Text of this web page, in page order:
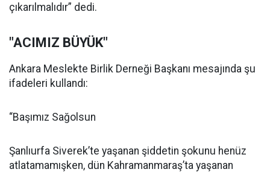
çıkarılmalıdır” dedi.
"ACIMIZ BÜYÜK"
Ankara Meslekte Birlik Derneği Başkanı mesajında şu
ifadeleri kullandı:
“Başımız Sağolsun
Şanlıurfa Siverek’te yaşanan şiddetin şokunu henüz
atlatamamışken, dün Kahramanmaraş’ta yaşanan